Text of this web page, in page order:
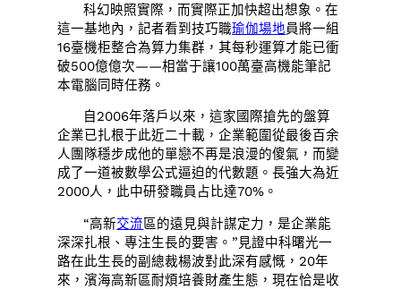
科幻映照實際，而實際正加快超出想象。在
這一基地內，記者看到技巧職瑜伽場地員將一組
16臺機柜整合為算力集群，其每秒運算才能已衝
破500億億次——相當于讓100萬臺高機能筆記
本電腦同時任務。
自2006年落戶以來，這家國際搶先的盤算
企業已扎根于此近二十載，企業範圍從最後百余
人團隊穩步成他的單戀不再是浪漫的傻氣，而變
成了一道被數學公式逼迫的代數題。長強大為近
2000人，此中研發職員占比達70%。
“高新交流區的遠見與計謀定力，是企業能
深深扎根、專注生長的要害。”見證中科曙光一
路在此生長的副總裁楊波對此深有感慨，20年
來，濱海高新區耐煩培養財產生態，現在恰是收